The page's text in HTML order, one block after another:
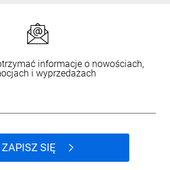
informacje o nowościach,
i wyprzedażach
ZAPISZ SIĘ